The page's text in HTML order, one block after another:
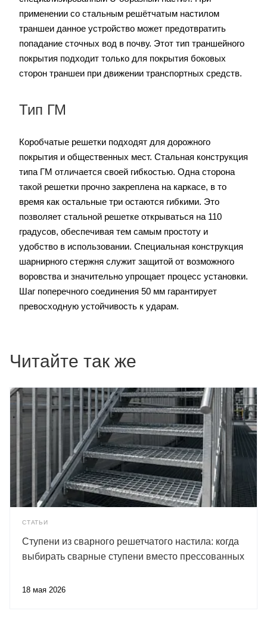
применении со стальным решётчатым настилом
траншеи данное устройство может предотвратить
попадание сточных вод в почву. Этот тип траншейного
покрытия подходит только для покрытия боковых
сторон траншеи при движении транспортных средств.
Тип ГМ
Коробчатые решетки подходят для дорожного
покрытия и общественных мест. Стальная конструкция
типа ГМ отличается своей гибкостью. Одна сторона
такой решетки прочно закреплена на каркасе, в то
время как остальные три остаются гибкими. Это
позволяет стальной решетке открываться на 110
градусов, обеспечивая тем самым простоту и
удобство в использовании. Специальная конструкция
шарнирного стержня служит защитой от возможного
воровства и значительно упрощает процесс установки.
Шаг поперечного соединения 50 мм гарантирует
превосходную устойчивость к ударам.
Читайте так же
СТАТЬИ
Ступени из сварного решетчатого настила: когда
выбирать сварные ступени вместо прессованных
18 мая 2026